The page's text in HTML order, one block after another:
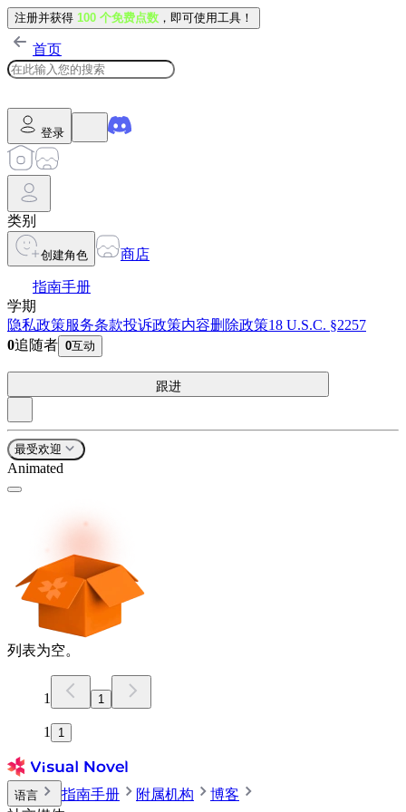
注册并获得 100 个免费点数 ，即可使用工具！
首页
登录
类别
创建角色 商店
指南手册
学期
隐私政策服务条款投诉政策内容删除政策18 U.S.C. §2257
0追随者 0互动
跟进
最受欢迎
Animated
列表为空。
1 1
1 1
语言 指南手册 附属机构
博客